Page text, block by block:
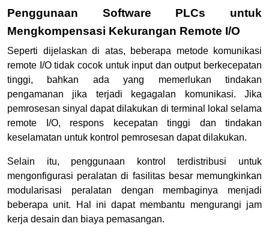
Penggunaan Software PLCs untuk
Mengkompensasi Kekurangan Remote I/O
Seperti dijelaskan di atas, beberapa metode komunikasi
remote I/O tidak cocok untuk input dan output berkecepatan
tinggi, bahkan ada yang memerlukan tindakan
pengamanan jika terjadi kegagalan komunikasi. Jika
pemrosesan sinyal dapat dilakukan di terminal lokal selama
remote I/O, respons kecepatan tinggi dan tindakan
keselamatan untuk kontrol pemrosesan dapat dilakukan.
Selain itu, penggunaan kontrol terdistribusi untuk
mengonfigurasi peralatan di fasilitas besar memungkinkan
modularisasi peralatan dengan membaginya menjadi
beberapa unit. Hal ini dapat membantu mengurangi jam
kerja desain dan biaya pemasangan.